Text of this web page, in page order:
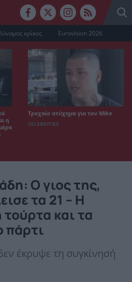
κρίκος Eurovision 2026
η
Τροχαίο ατύχημα για τον Mike
CELEBRITIES
Ο γιος της,
τα 21 – Η
και τα
πάρτι
έκρυψε τη συγκίνησή